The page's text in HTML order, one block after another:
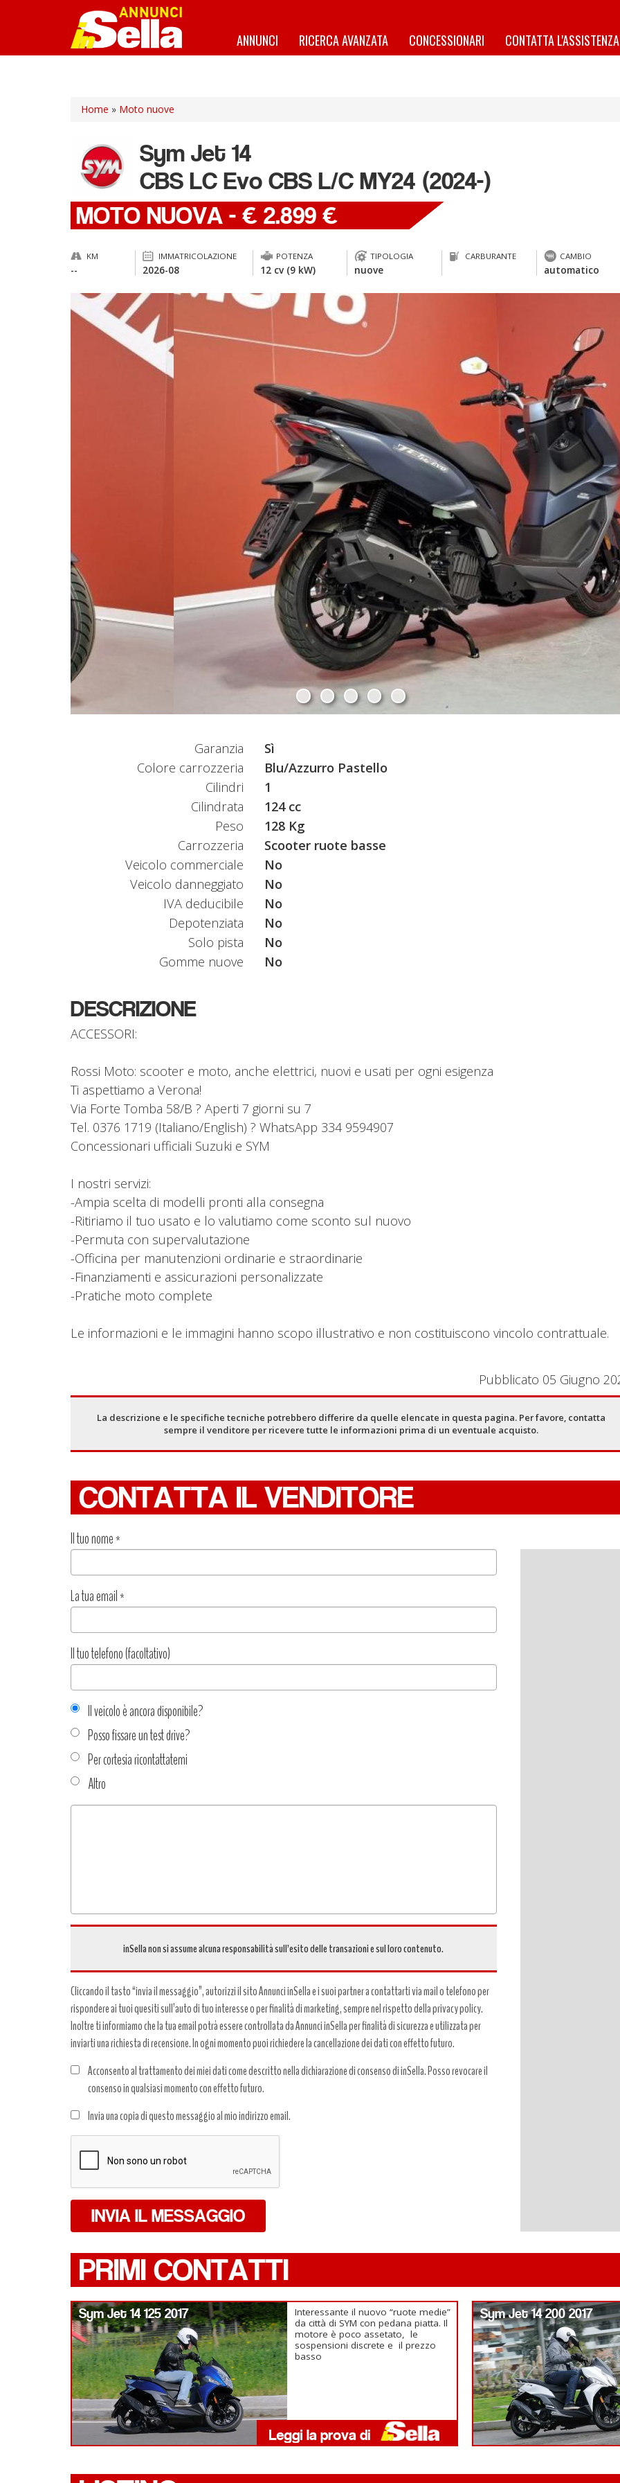
ANNUNCI RICERCA AVANZATA CONCESSIONARI CONTATTA L'ASSISTENZA
Home » Moto nuove
Sym Jet 14
CBS LC Evo CBS L/C MY24 (2024-)
MOTO NUOVA - € 2.899 €
KM
--
IMMATRICOLAZIONE
2026-08
POTENZA
12 cv (9 kW)
TIPOLOGIA
nuove
CARBURANTE CAMBIO
automatico
Garanzia
Sì
Colore carrozzeria
Blu/Azzurro Pastello
Cilindri
1
Cilindrata
124 cc
Peso
128 Kg
Carrozzeria
Scooter ruote basse
Veicolo commerciale
No
Veicolo danneggiato
No
IVA deducibile
No
Depotenziata
No
Solo pista
No
Gomme nuove
No
DESCRIZIONE
ACCESSORI:
Rossi Moto: scooter e moto, anche elettrici, nuovi e usati per ogni esigenza
Ti aspettiamo a Verona!
Via Forte Tomba 58/B ? Aperti 7 giorni su 7
Tel. 0376 1719 (Italiano/English) ? WhatsApp 334 9594907
Concessionari ufficiali Suzuki e SYM
I nostri servizi:
-Ampia scelta di modelli pronti alla consegna
-Ritiriamo il tuo usato e lo valutiamo come sconto sul nuovo
-Permuta con supervalutazione
-Officina per manutenzioni ordinarie e straordinarie
-Finanziamenti e assicurazioni personalizzate
-Pratiche moto complete
Le informazioni e le immagini hanno scopo illustrativo e non costituiscono vincolo contrattuale.
Pubblicato 05 Giugno
La descrizione e le specifiche tecniche potrebbero differire da quelle elencate in questa pagina. Per favore, contatta
sempre il venditore per ricevere tutte le informazioni prima di un eventuale acquisto.
CONTATTA IL VENDITORE
Il tuo nome*
La tua email*
Il tuo telefono (facoltativo)
Il veicolo è ancora disponibile?
Posso fissare un test drive?
Per cortesia ricontattatemi
Altro
Tipo
inSella non si assume alcuna responsabilità sull’esito delle transazioni e sul loro contenuto.
Cliccando il tasto “invia il messaggio”, autorizzi il sito Annunci inSella e i suoi partner a contattarti via mail o telefono per
rispondere ai tuoi quesiti sull’auto di tuo interesse o per finalità di marketing, sempre nel rispetto della privacy policy.
Inoltre ti informiamo che la tua email potrà essere controllata da Annunci inSella per finalità di sicurezza e utilizzata per
inviarti una richiesta di recensione. In ogni momento puoi richiedere la cancellazione dei dati con effetto futuro.
Acconsento al trattamento dei miei dati come descritto nella dichiarazione di consenso di inSella. Posso revocare il
consenso in qualsiasi momento con effetto futuro.
dati
*
Invia una copia di questo messaggio al mio indirizzo email.
INVIA IL MESSAGGIO
PRIMI CONTATTI
Sym Jet 14 125 2017
Interessante il nuovo “ruote medie”
da città di SYM con pedana piatta. Il
motore è poco assetato, le
sospensioni discrete e il prezzo
basso
Sym Jet 14 200 2017